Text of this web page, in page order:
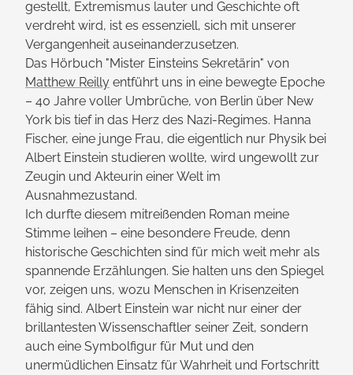
gestellt, Extremismus lauter und Geschichte oft
verdreht wird, ist es essenziell, sich mit unserer
Vergangenheit auseinanderzusetzen.
Das Hörbuch "Mister Einsteins Sekretärin" von
Matthew Reilly entführt uns in eine bewegte Epoche
– 40 Jahre voller Umbrüche, von Berlin über New
York bis tief in das Herz des Nazi-Regimes. Hanna
Fischer, eine junge Frau, die eigentlich nur Physik bei
Albert Einstein studieren wollte, wird ungewollt zur
Zeugin und Akteurin einer Welt im
Ausnahmezustand.
Ich durfte diesem mit­reißenden Roman meine
Stimme leihen – eine besondere Freude, denn
historische Geschichten sind für mich weit mehr als
spannende Erzählungen. Sie halten uns den Spiegel
vor, zeigen uns, wozu Menschen in Krisenzeiten
fähig sind. Albert Einstein war nicht nur einer der
brillantesten Wissen­schaftler seiner Zeit, sondern
auch eine Symbolfigur für Mut und den
unermüdlichen Einsatz für Wahrheit und Fortschritt